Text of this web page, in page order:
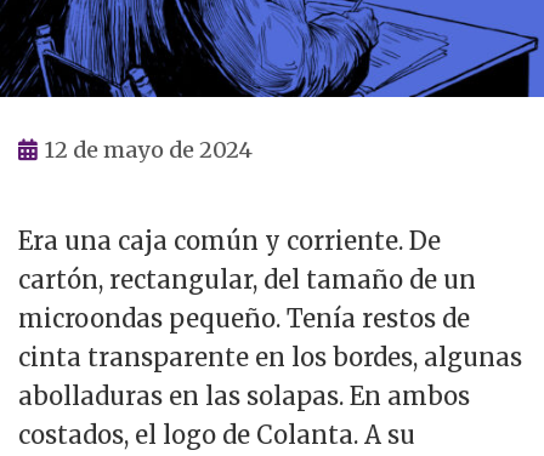
12 de mayo de 2024
Era una caja común y corriente. De
cartón, rectangular, del tamaño de un
microondas pequeño. Tenía restos de
cinta transparente en los bordes, algunas
abolladuras en las solapas. En ambos
costados, el logo de Colanta. A su